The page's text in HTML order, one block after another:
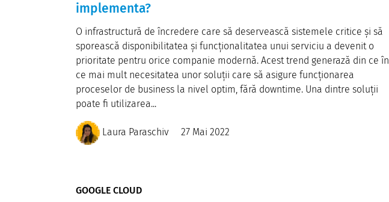
implementa?
O infrastructură de încredere care să deservească sistemele critice și să
sporească disponibilitatea și funcționalitatea unui serviciu a devenit o
prioritate pentru orice companie modernă. Acest trend generază din ce în
ce mai mult necesitatea unor soluții care să asigure funcționarea
proceselor de business la nivel optim, fără downtime. Una dintre soluții
poate fi utilizarea...
Laura Paraschiv 27 Mai 2022
GOOGLE CLOUD